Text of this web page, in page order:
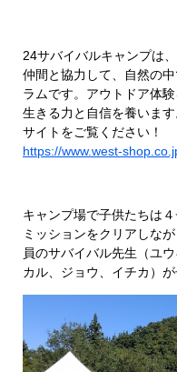
24サバイバルキャンプは
仲間と協力して、自然の
ラムです。アウトドア体
生きる力と自信を養いま
サイトをご覧ください！
https://www.west-
キャンプ場で子供たちは
ミッションをクリアしな
員のサバイバル先生（ユ
カル、ジョウ、イチカ）